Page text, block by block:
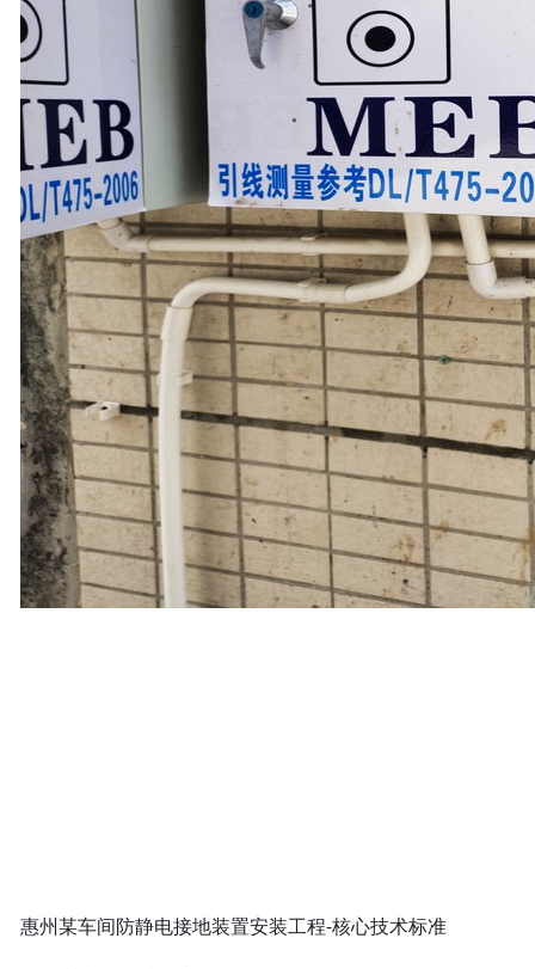
惠州某车间防静电接地装置安装工程-核心技术标准